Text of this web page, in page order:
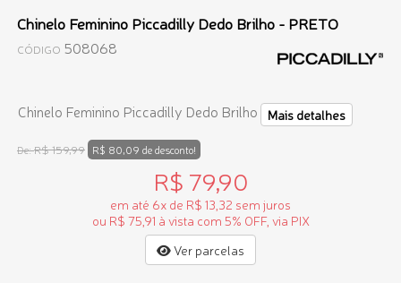
Chinelo Feminino Piccadilly Dedo Brilho - PRETO
CÓDIGO 508068
Chinelo Feminino Piccadilly Dedo Brilho Mais detalhes
De:R$ 159,99 R$ 80,09 de desconto!
R$ 79,90
em até 6x de R$ 13,32 sem juros
ou R$ 75,91 à vista com 5% OFF, via PIX
Ver parcelas